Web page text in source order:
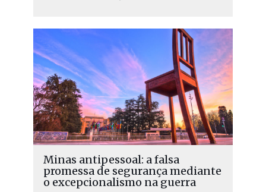
Minas antipessoal: a falsa
promessa de segurança mediante
o excepcionalismo na guerra